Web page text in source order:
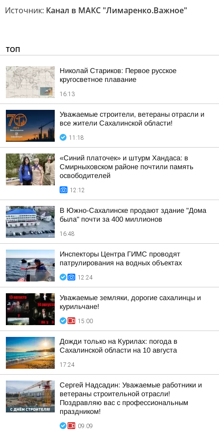
Источник: Канал в МАКС "Лимаренко.Важное"
ТОП
Николай Стариков: Первое русское
кругосветное плавание
16:13
Уважаемые строители, ветераны отрасли и
все жители Сахалинской области!
11:18
«Синий платочек» и штурм Хандаса: в
Смирныховском районе почтили память
освободителей
12:12
В Южно-Сахалинске продают здание "Дома
была" почти за 400 миллионов
16:48
Инспекторы Центра ГИМС проводят
патрулирования на водных объектах
12:24
Уважаемые земляки, дорогие сахалинцы и
курильчане!
15:00
Дожди только на Курилах: погода в
Сахалинской области на 10 августа
17:24
Сергей Надсадин: Уважаемые работники и
ветераны строительной отрасли!
Поздравляю вас с профессиональным
праздником!
09:09